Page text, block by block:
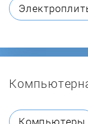
Компьютеры